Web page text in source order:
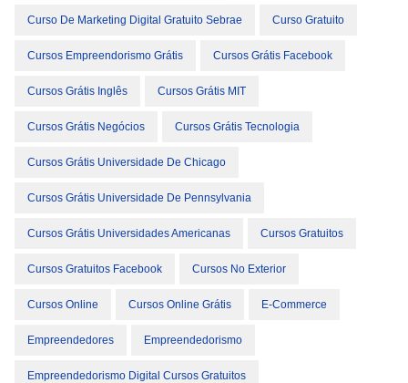
Curso De Marketing Digital Gratuito Sebrae Curso Gratuito
Cursos Empreendorismo Grátis Cursos Grátis Facebook
Cursos Grátis Inglês Cursos Grátis MIT
Cursos Grátis Negócios Cursos Grátis Tecnologia
Cursos Grátis Universidade De Chicago
Cursos Grátis Universidade De Pennsylvania
Cursos Grátis Universidades Americanas Cursos Gratuitos
Cursos Gratuitos Facebook Cursos No Exterior
Cursos Online Cursos Online Grátis E-Commerce
Empreendedores Empreendedorismo
Empreendedorismo Digital Cursos Gratuitos